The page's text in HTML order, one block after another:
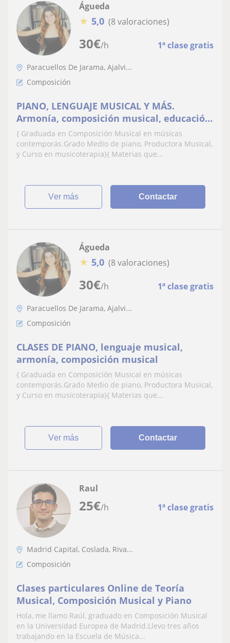
30€/h 1ª clase gratis
Águeda
★ 5,0 (8 valoraciones)
Paracuellos De Jarama, Ajalvi...
Composición
PIANO, LENGUAJE MUSICAL Y MÁS.
Armonía, composición musical, educación
auditiva
{ Graduada en Composición Musical en músicas
contemporás.Grado Medio de piano, Productora Musical,
y Curso en musicoterapia}{ Materias que...
ver más Contactar
30€/h 1ª clase gratis
Águeda
★ 5,0 (8 valoraciones)
Paracuellos De Jarama, Ajalvi...
Composición
CLASES DE PIANO, lenguaje musical,
armonía, composición musical
{ Graduada en Composición Musical en músicas
contemporás.Grado Medio de piano, Productora Musical,
y Curso en musicoterapia}{ Materias que...
ver más Contactar
25€/h 1ª clase gratis
Raul
Madrid Capital, Coslada, Riva...
Composición
Clases particulares Online de Teoría
Musical, Composición Musical y Piano
Hola, me llamo Raúl, graduado en Composición Musical
en la Universidad Europea de Madrid.Llevo tres años
trabajando en la Escuela de Música...